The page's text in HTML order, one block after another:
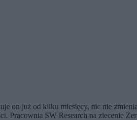
on już od kilku miesięcy, nic nie
SW Research na zlecenie